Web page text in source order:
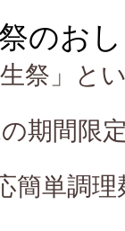
のお
生祭」と
期間限
簡単調